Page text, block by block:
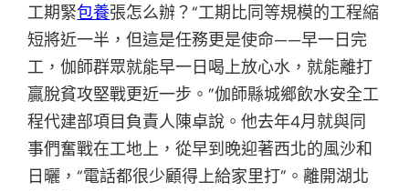
工期緊包養張怎么辦？“工期比同等規模的工程縮
短將近一半，但這是任務更是使命——早一日完
工，伽師群眾就能早一日喝上放心水，就能離打
贏脫貧攻堅戰更近一步。”伽師縣城鄉飲水安全工
程代建部項目負責人陳卓說。他去年4月就與同
事們奮戰在工地上，從早到晚迎著西北的風沙和
日曬，“電話都很少顧得上給家里打”。離開湖北